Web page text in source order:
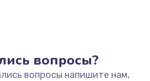
вопросы?
вопросы напишите нам,